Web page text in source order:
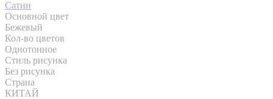
Сатин
Основной цвет
Бежевый
Кол-во цветов
Однотонное
Стиль рисунка
Без рисунка
Страна
КИТАЙ